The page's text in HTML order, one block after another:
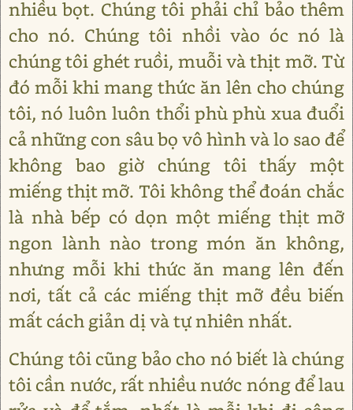
nhiều bọt. Chúng tôi phải chỉ bảo thêm
cho nó. Chúng tôi nhồi vào óc nó là
chúng tôi ghét ruồi, muỗi và thịt mỡ. Từ
đó mỗi khi mang thức ăn lên cho chúng
tôi, nó luôn luôn thổi phù phù xua đuổi
cả những con sâu bọ vô hình và lo sao để
không bao giờ chúng tôi thấy một
miếng thịt mỡ. Tôi không thể đoán chắc
là nhà bếp có dọn một miếng thịt mỡ
ngon lành nào trong món ăn không,
nhưng mỗi khi thức ăn mang lên đến
nơi, tất cả các miếng thịt mỡ đều biến
mất cách giản dị và tự nhiên nhất.
Chúng tôi cũng bảo cho nó biết là chúng
tôi cần nước, rất nhiều nước nóng để lau